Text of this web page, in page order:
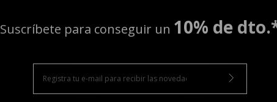
Suscríbete para conseguir un 10% de